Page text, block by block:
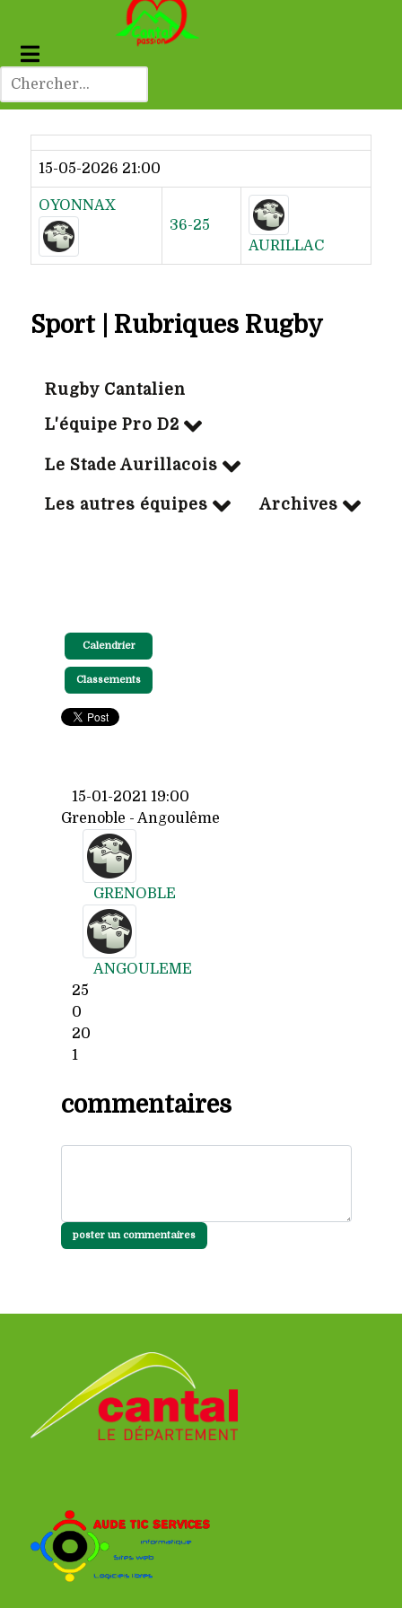
Dernier résultat
15-05-2026 21:00
OYONNAX
36-25
AURILLAC
Sport | Rubriques Rugby
Rugby Cantalien
L'équipe Pro D2
Le Stade Aurillacois
Les autres équipes Archives
Calendrier
Classements
15-01-2021 19:00
Grenoble - Angoulême
GRENOBLE
ANGOULEME
25
0
20
1
commentaires
poster un commentaires